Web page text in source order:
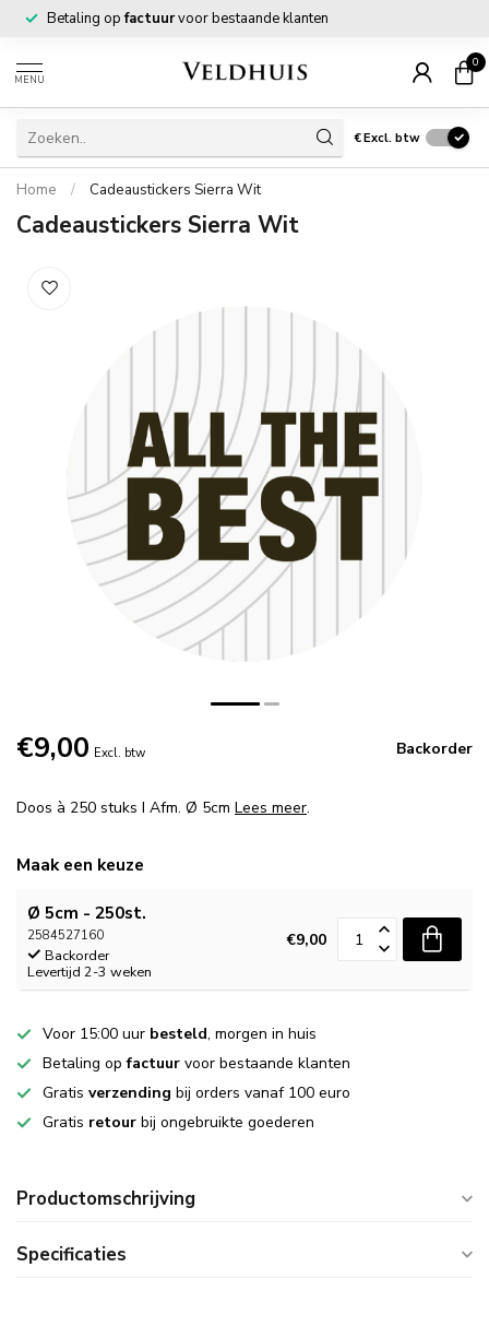
Betaling opfactuurvoor bestaande klanten
MENU
0
€Excl. btw
Home / Cadeaustickers Sierra Wit
Cadeaustickers Sierra Wit
€9,00 Excl. btw Backorder
Doos à 250 stuks I Afm. Ø 5cm Lees meer.
Maak een keuze
Ø 5cm - 250st.
2584527160
Backorder
Levertijd 2-3 weken
€9,00
Voor 15:00 uur besteld, morgen in huis
Betaling opfactuur voor bestaande klanten
Gratis verzending bij orders vanaf 100 euro
Gratis retour bij ongebruikte goederen
Productomschrijving
Specificaties